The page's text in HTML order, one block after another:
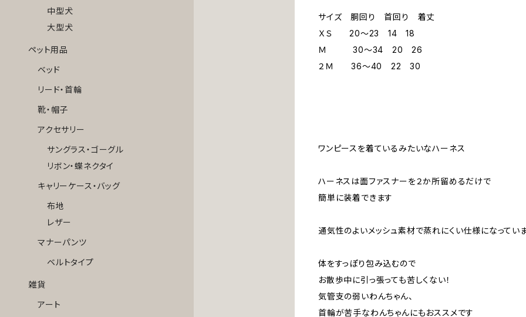
サイズ 胴回り 首回り 着丈
ＸＳ 20～23 14 18
Ｍ 30～34 20 26
２Ｍ 36～40 22 30
ワンピースを着ているみたいなハーネス
ハーネスは面ファスナーを２か所留めるだけで
簡単に装着できます
通気性のよいメッシュ素材で蒸れにくい仕様になってい
体をすっぽり包み込むので
お散歩中に引っ張っても苦しくない！
気管支の弱いわんちゃん、
首輪が苦手なわんちゃんにもおススメです
中型犬
大型犬
ペット用品
ベッド
リード・首輪
靴・帽子
アクセサリー
サングラス・ゴーグル
リボン・蝶ネクタイ
キャリーケース・バッグ
布地
レザー
マナーパンツ
ベルトタイプ
雑貨
アート